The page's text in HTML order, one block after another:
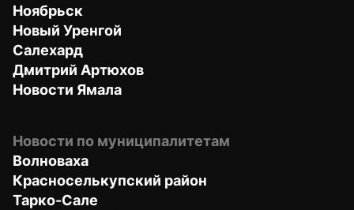
Ноябрьск
Новый Уренгой
Салехард
Дмитрий Артюхов
Новости Ямала
Новости по муниципалитетам
Волноваха
Красноселькупский район
Тарко-Сале